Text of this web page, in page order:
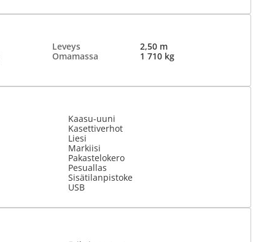
Leveys
2,50 m
Omamassa
1 710 kg
Kaasu-uuni
Kasettiverhot
Liesi
Markiisi
Pakastelokero
Pesuallas
Sisätilanpistoke
USB